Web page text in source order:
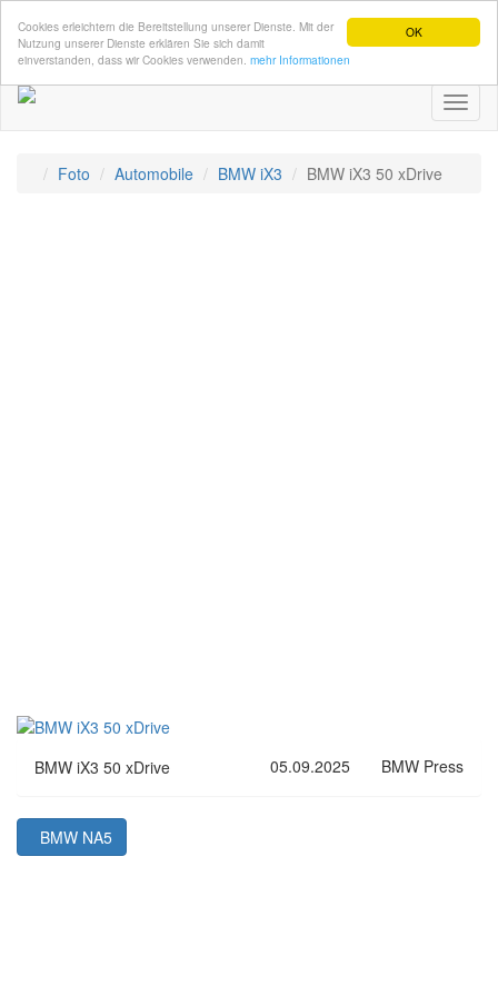
OK
Cookies erleichtern die Bereitstellung unserer Dienste. Mit der
Nutzung unserer Dienste erklären Sie sich damit
einverstanden, dass wir Cookies verwenden. mehr Informationen
Foto Automobile BMW iX3 BMW iX3 50 xDrive
BMW iX3 50 xDrive 05.09.2025 BMW Press
BMW NA5